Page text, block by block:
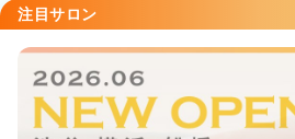
注目サロン